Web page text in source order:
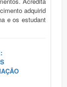
adquirid
e os estudant